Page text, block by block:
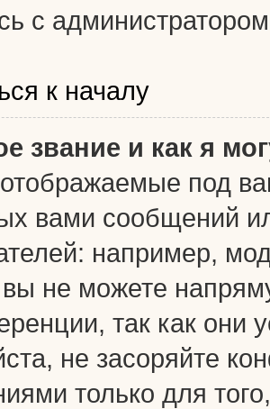
с
к началу
звание и как я
под
вами сообщений
например,
не можете
так как они
не засоряйте
только для